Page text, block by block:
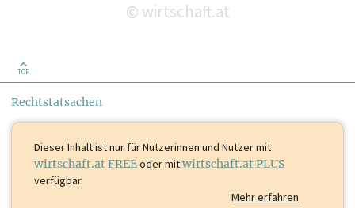
© wirtschaft.at
TOP
Rechtstatsachen
Dieser Inhalt istnur für Nutzerinnen und Nutzer mit
wirtschaft.at FREEoder mitwirtschaft.at PLUS
verfügbar.
Mehr erfahren